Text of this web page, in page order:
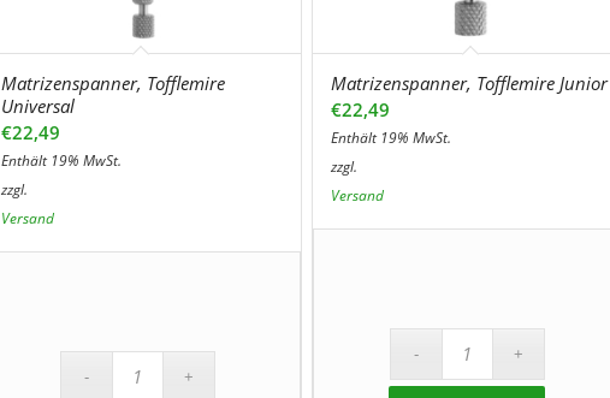
Matrizenspanner, Tofflemire
Universal
€22,49
Enthält 19% MwSt.
zzgl.
Versand
Matrizenspanner, Tofflemire Junior
€22,49
Enthält 19% MwSt.
zzgl.
Versand